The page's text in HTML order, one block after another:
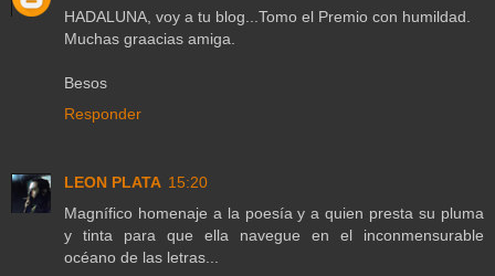
HADALUNA, voy a tu blog...Tomo el Premio con humildad.
Muchas graacias amiga.
Besos
Responder
LEON PLATA 15:20
Magnífico homenaje a la poesía y a quien presta su pluma
y tinta para que ella navegue en el inconmensurable
océano de las letras...